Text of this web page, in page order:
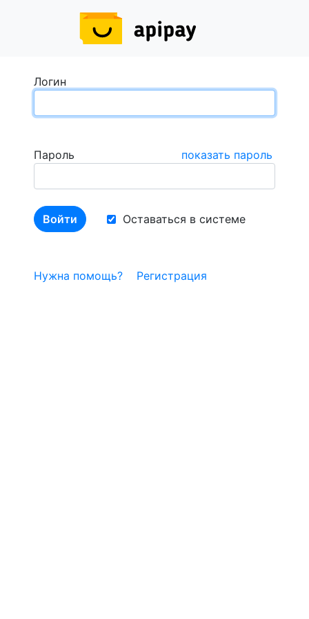
Логин
Пароль показать пароль
Оставаться в системе
Нужна помощь? Регистрация